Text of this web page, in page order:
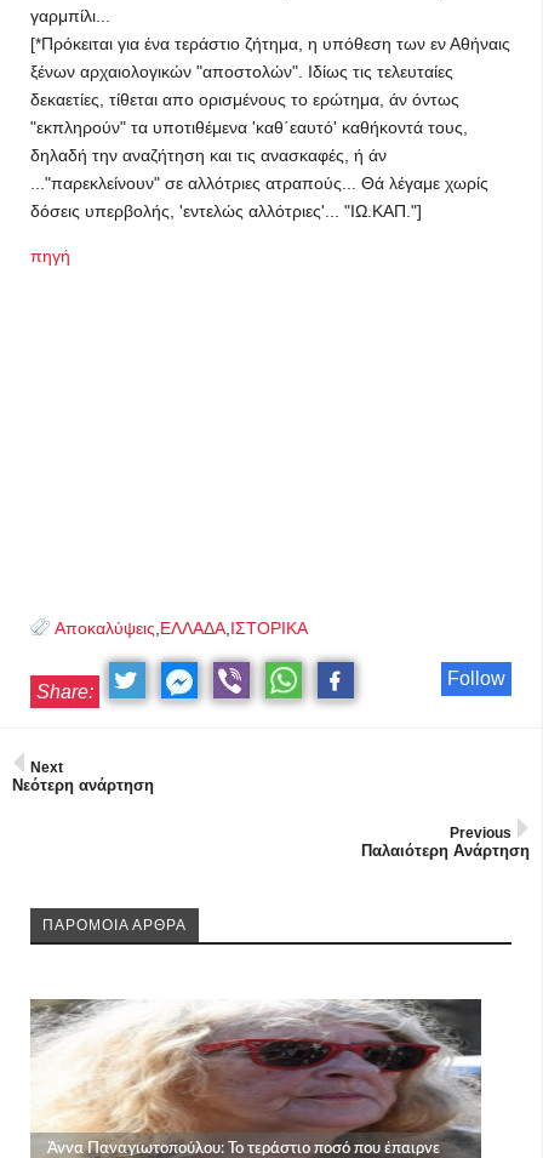
γαρμπίλι...
[*Πρόκειται για ένα τεράστιο ζήτημα, η υπόθεση των εν Αθήναις
ξένων αρχαιολογικών "αποστολών". Ιδίως τις τελευταίες
δεκαετίες, τίθεται απο ορισμένους το ερώτημα, άν όντως
"εκπληρούν" τα υποτιθέμενα 'καθ΄εαυτό' καθήκοντά τους,
δηλαδή την αναζήτηση και τις ανασκαφές, ή άν
..."παρεκλείνουν" σε αλλότριες ατραπούς... Θά λέγαμε χωρίς
δόσεις υπερβολής, 'εντελώς αλλότριες'... "ΙΩ.ΚΑΠ."]
πηγή
Αποκαλύψεις,ΕΛΛΑΔΑ,ΙΣΤΟΡΙΚΑ
Follow
Share:
Next
Νεότερη ανάρτηση
Previous
Παλαιότερη Ανάρτηση
ΠΑΡΟΜΟΙΑ ΑΡΘΡΑ